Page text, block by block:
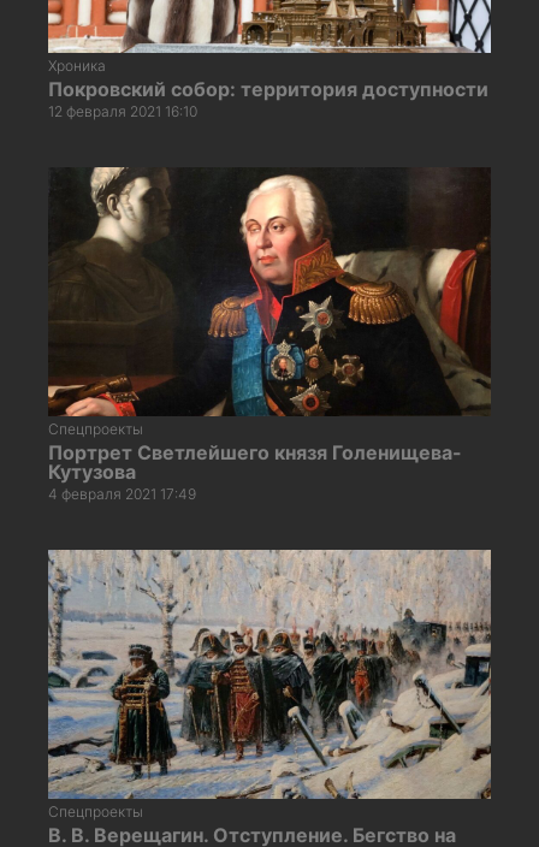
Хроника
Покровский собор: территория доступности
12 февраля 2021 16:10
Спецпроекты
Портрет Светлейшего князя Голенищева-
Кутузова
4 февраля 2021 17:49
Спецпроекты
В. В. Верещагин. Отступление. Бегство на